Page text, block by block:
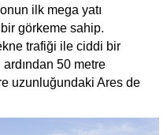
ilk mega yatı
görkeme sahip.
trafiği ile ciddi bir
50 metre
uzunluğundaki Ares de